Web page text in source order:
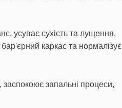
усуває сухість та лущення,
каркас та нормалізує
запальні процеси,